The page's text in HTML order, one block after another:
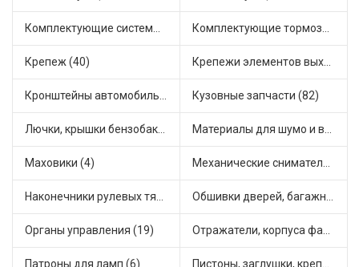
Комплектующие системы питания (12) Комплектующие тормозной системы (22)
Крепеж (40) Крепежи элементов выхлопной системы (5)
Кронштейны автомобильные (4) Кузовные запчасти (82)
Лючки, крышки бензобака (6) Материалы для шумо и виброизоляции (1)
Маховики (4) Механические сниматели (1)
Наконечники рулевых тяг (30) Обшивки дверей, багажника, потолков, накладки салона (36)
Органы управления (19) Отражатели, корпуса фар и фонарей (1)
Патроны для ламп (6) Пистоны, заглушки, крепежные элементы (12)